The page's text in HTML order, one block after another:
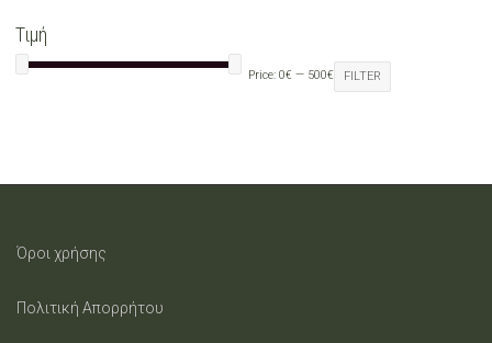
Τιμή
FILTER
Price:0€ — 500€
Όροι χρήσης
Πολιτική Απορρήτου